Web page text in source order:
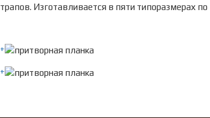
трапов. Изготавливается в пяти типоразмерах
+
+